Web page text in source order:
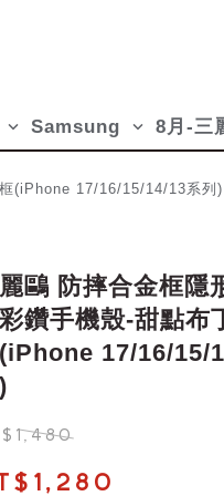
keyboard_arrow_down Samsung keyboard_arrow_down 8月-三
(iPhone 17/16/15/14/13系列)
鷗 防摔合金框隱
鑽手機殼-甜點布
17/16/15/